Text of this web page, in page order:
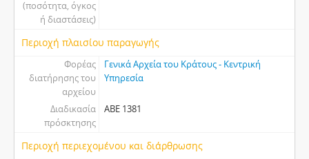
(ποσότητα, όγκος
ή διαστάσεις)
Περιοχή πλαισίου παραγωγής
Φορέας
διατήρησης του
αρχείου
Γενικά Αρχεία του Κράτους - Κεντρική
Υπηρεσία
Διαδικασία
πρόσκτησης
ΑΒΕ 1381
Περιοχή περιεχομένου και διάρθρωσης